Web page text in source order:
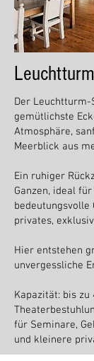
Der
gemütlichste
Atmosphäre,
Meerblick aus
Ein ruhiger
Ganzen, ideal
bedeutungsvolle
privates,
Hier entstehen
unvergessliche
Kapazität: bis zu
für Seminare,
und kleinere